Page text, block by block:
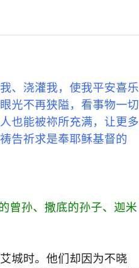
、浇灌我，使我平安喜乐
光不再狭隘，看事物一切
也能被祢所充满，让更多
告祈求是奉耶稣基督的
曾孙、撒底的孙子、迦米
城时。他们却因为不晓